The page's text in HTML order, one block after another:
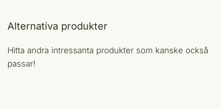
Alternativa produkter
Hitta andra intressanta produkter som kanske också
passar!